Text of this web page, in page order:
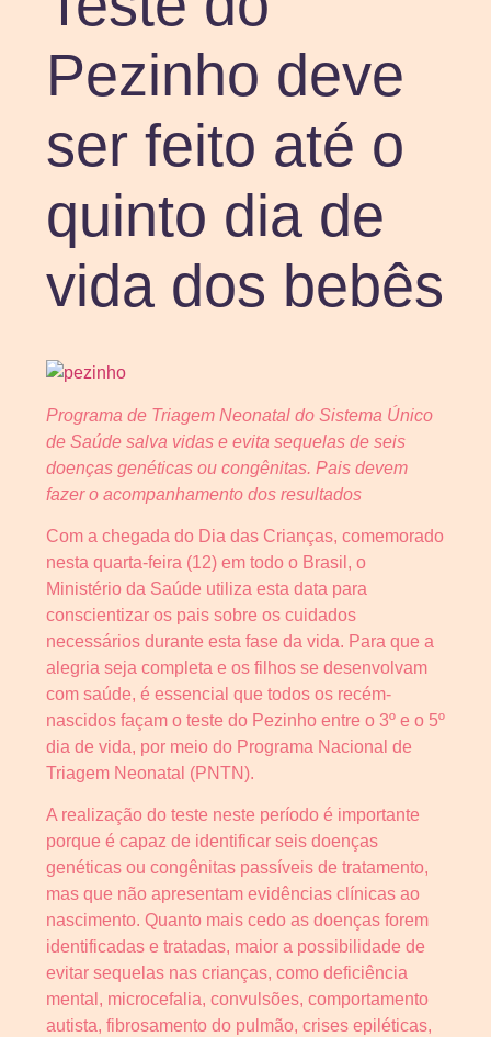
Pezinho deve
ser feito até o
quinto dia de
vida dos bebês
Programa de Triagem Neonatal do Sistema Único
de Saúde salva vidas e evita sequelas de seis
doenças genéticas ou congênitas. Pais devem
fazer o acompanhamento dos resultados
Com a chegada do Dia das Crianças, comemorado
nesta quarta-feira (12) em todo o Brasil, o
Ministério da Saúde utiliza esta data para
conscientizar os pais sobre os cuidados
necessários durante esta fase da vida. Para que a
alegria seja completa e os filhos se desenvolvam
com saúde, é essencial que todos os recém-
nascidos façam o teste do Pezinho entre o 3º e o 5º
dia de vida, por meio do Programa Nacional de
Triagem Neonatal (PNTN).
A realização do teste neste período é importante
porque é capaz de identificar seis doenças
genéticas ou congênitas passíveis de tratamento,
mas que não apresentam evidências clínicas ao
nascimento. Quanto mais cedo as doenças forem
identificadas e tratadas, maior a possibilidade de
evitar sequelas nas crianças, como deficiência
mental, microcefalia, convulsões, comportamento
autista, fibrosamento do pulmão, crises epiléticas,